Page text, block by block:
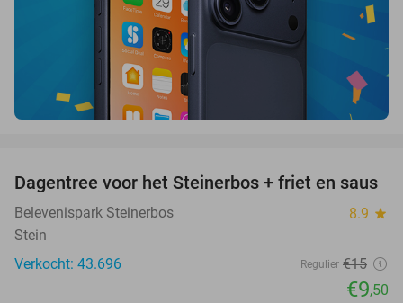
37%
Dagentree voor het Steinerbos + friet en saus
Belevenispark Steinerbos 8.9 star
Stein
Verkocht: 43.696
Regulier €15
€9,50